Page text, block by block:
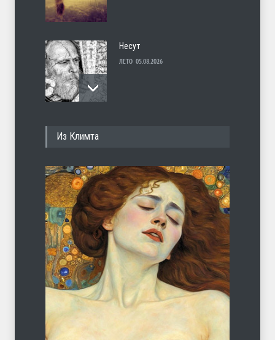
Несут
ЛЕТО 05.08.2026
С теплотой
ЛЕТО 03.08.2026
Марципан (из Агнии Барто)
ЛЕТО 31.07.2026
Из Климта